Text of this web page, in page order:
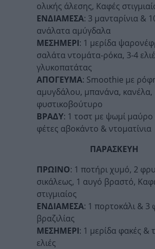
ολικής άλεσης, Καφές
ΕΝΔΙΑΜΕΣΑ: 3 μανταρίνια &
ανάλατα αμύγδαλα
ΜΕΣΗΜΕΡΙ: 1 μερίδα
σαλάτα ντομάτα-ρόκα, 3-4
γλυκοπατάτας
ΑΠΟΓΕΥΜΑ: Smoothie με
αμυγδάλου, μπανάνα, κανέλα,
φυστικοβούτυρο
ΒΡΑΔΥ: 1 τοστ με ψωμί μαύρο
φέτες αβοκάντο & ντοματίνια
ΠΑΡΑΣΚΕΥΗ
ΠΡΩΙΝΟ: 1 ποτήρι χυμό, 2
σικάλεως, 1 αυγό βραστό,
στιγμιαίος
ΕΝΔΙΑΜΕΣΑ: 1 πορτοκάλι & 3
βραζιλίας
ΜΕΣΗΜΕΡΙ: 1 μερίδα φακές &
ελιές